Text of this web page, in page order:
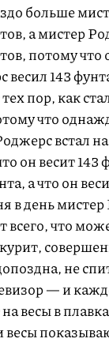
больше
а мистер
потому что
весил 143
тех пор, как
что
встал
он весит 143
а что он
в день
всего, что
не
— и
на весы в
весы